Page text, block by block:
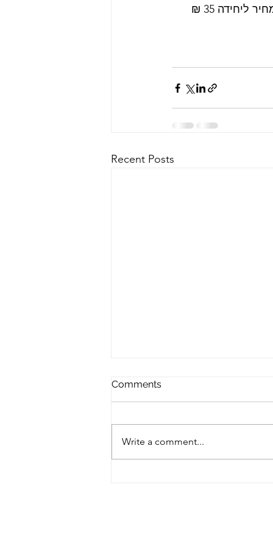
Recent Posts
Buongiorno Roma
Comments
Write a comment...